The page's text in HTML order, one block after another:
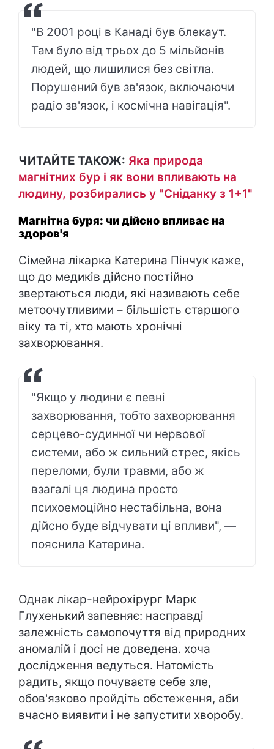
"В 2001 році в Канаді був блекаут.
Там було від трьох до 5 мільйонів
людей, що лишилися без світла.
Порушений був зв'язок, включаючи
радіо зв'язок, і космічна навігація".
ЧИТАЙТЕ ТАКОЖ: Яка природа
магнітних бур і як вони впливають на
людину, розбирались у "Сніданку з 1+1"
Магнітна буря: чи дійсно впливає на
здоров'я
Сімейна лікарка Катерина Пінчук каже,
що до медиків дійсно постійно
звертаються люди, які називають себе
метоочутливими – більшість старшого
віку та ті, хто мають хронічні
захворювання.
"Якщо у людини є певні
захворювання, тобто захворювання
серцево-судинної чи нервової
системи, або ж сильний стрес, якісь
переломи, були травми, або ж
взагалі ця людина просто
психоемоційно нестабільна, вона
дійсно буде відчувати ці впливи", —
пояснила Катерина.
Однак лікар-нейрохірург Марк
Глухенький запевняє: насправді
залежність самопочуття від природних
аномалій і досі не доведена. хоча
дослідження ведуться. Натомість
радить, якщо почуваєте себе зле,
обов'язково пройдіть обстеження, аби
вчасно виявити і не запустити хворобу.